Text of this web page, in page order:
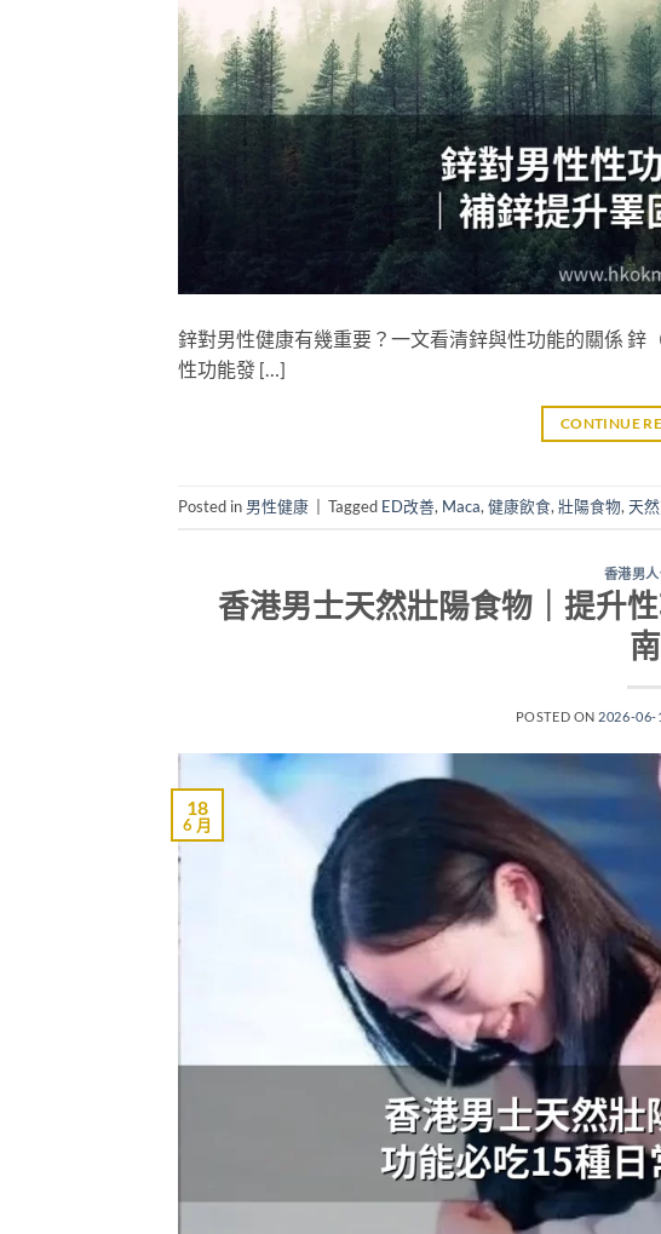
鋅對男性健康有幾重要？一文看清鋅與性功能的關係
性功能發 […]
CONTINUE
Posted in 男性健康 Tagged ED改善, Maca, 健康飲食, 壯陽食物, 天
香港男
香港男士天然壯陽食物｜提升
南
POSTED ON 2026-06-
18
6 月